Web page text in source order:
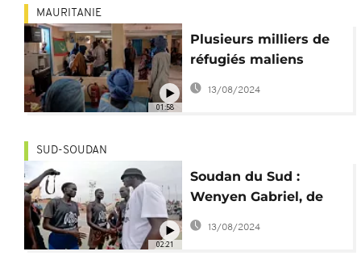
01:58
MAURITANIE
Plusieurs milliers de
réfugiés maliens
affluent en Mauritanie
13/08/2024
02:21
SUD-SOUDAN
Soudan du Sud :
Wenyen Gabriel, de
réfugié à joueur de
NBA
13/08/2024